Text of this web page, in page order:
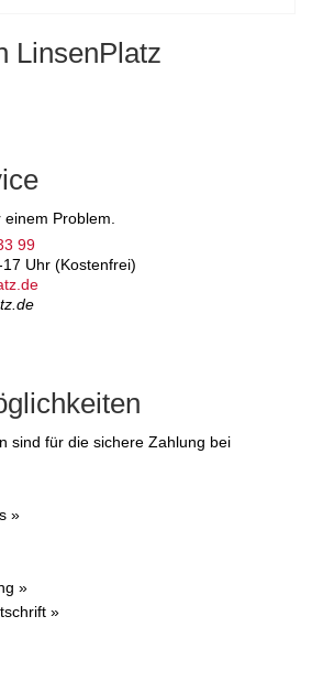
LinsenPlatz
Problem.
99
Uhr (Kostenfrei)
sind für die sichere Zahlung bei
»
»
»